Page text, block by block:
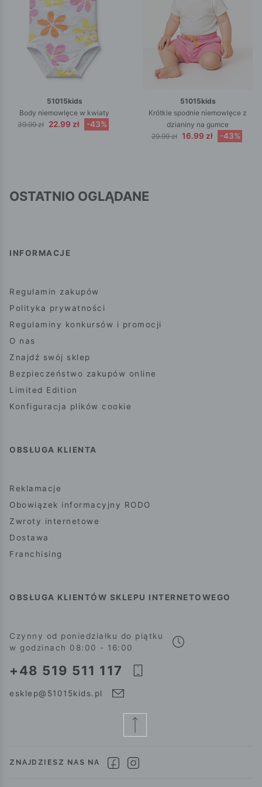
51015kids
Body niemowlęce w kwiaty
39.99 zł 22.99 zł -43%
51015kids
Krótkie spodnie niemowlęce z
dzianiny na gumce
29.99 zł 16.99 zł -43%
OSTATNIO OGLĄDANE
INFORMACJE
Regulamin zakupów
Polityka prywatności
Regulaminy konkursów i promocji
O nas
Znajdź swój sklep
Bezpieczeństwo zakupów online
Limited Edition
Konfiguracja plików cookie
OBSŁUGA KLIENTA
Reklamacje
Obowiązek informacyjny RODO
Zwroty internetowe
Dostawa
Franchising
OBSŁUGA KLIENTÓW SKLEPU INTERNETOWEGO
Czynny od poniedziałku do piątku
w godzinach 08:00 - 16:00
+48 519 511 117
esklep@51015kids.pl
ZNAJDZIESZ NAS NA